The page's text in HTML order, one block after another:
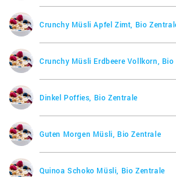
Crunchy Müsli Apfel Zimt, Bio
Crunchy Müsli Erdbeere Vollkorn, Bio
Dinkel Poffies, Bio Zentrale
Guten Morgen Müsli, Bio Zentrale
Quinoa Schoko Müsli, Bio Zentrale